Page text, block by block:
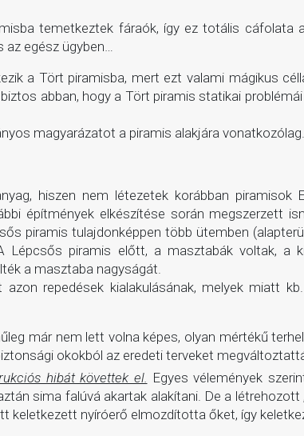
temetkeztek fáraók, így ez totális cáfolata
az egész ügyben…
a Tört piramisba, mert ezt valami mágikus
abban, hogy a Tört piramis statikai
magyarázatot a piramis alakjára vonatkozólag.
hiszen nem létezetek korábban piramisok
építmények elkészítése során megszerzett
piramis tulajdonképpen több ütemben
piramis előtt, a masztabák voltak, a
a masztaba nagyságát.
repedések kialakulásának, melyek miatt
már nem lett volna képes, olyan mértékű
okokból az eredeti terveket
hibát követtek el. Egyes vélemények
sima falúvá akartak alakítani. De a
keletkezett nyíróerő elmozdította őket, így